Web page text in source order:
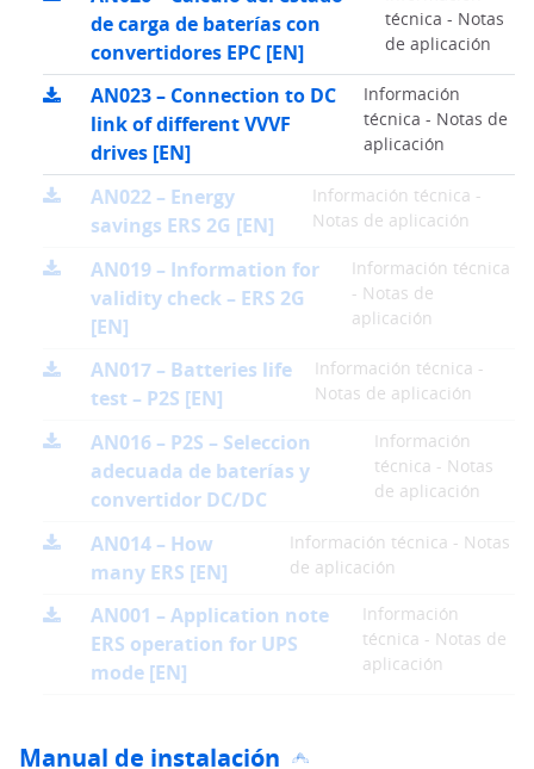
de carga de baterías con
convertidores EPC [EN]
técnica - Notas
de aplicación
AN023 – Connection to DC
link of different VVVF
drives [EN]
Información
técnica - Notas de
aplicación
AN022 – Energy
savings ERS 2G [EN]
Información técnica -
Notas de aplicación
AN019 – Information for
validity check – ERS 2G
[EN]
Información técnica
- Notas de
aplicación
AN017 – Batteries life
test – P2S [EN]
Información técnica -
Notas de aplicación
AN016 – P2S – Seleccion
adecuada de baterías y
convertidor DC/DC
Información
técnica - Notas
de aplicación
AN014 – How
many ERS [EN]
Información técnica - Notas
de aplicación
AN001 – Application note
ERS operation for UPS
mode [EN]
Información
técnica - Notas de
aplicación
Manual de instalación